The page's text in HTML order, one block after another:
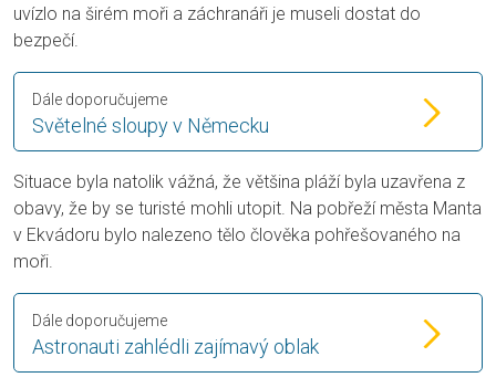
uvízlo na širém moři a záchranáři je museli dostat do
bezpečí.
Světelné sloupy v Německu
Dále doporučujeme
Situace byla natolik vážná, že většina pláží byla uzavřena z
obavy, že by se turisté mohli utopit. Na pobřeží města Manta
v Ekvádoru bylo nalezeno tělo člověka pohřešovaného na
moři.
Astronauti zahlédli zajímavý oblak
Dále doporučujeme